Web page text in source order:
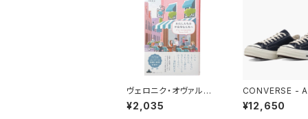
ヴェロニク・オヴァルテ
- わたしたちの不完全
な人生へ
¥2,035
CONVERSE -
AR LGCY OX
NAVY)
¥12,650